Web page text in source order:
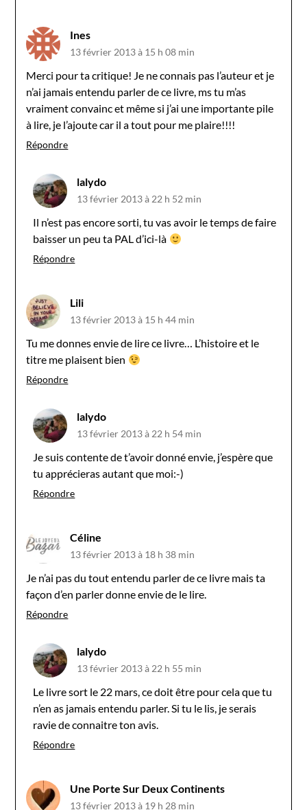
Ines
13 février 2013 à 15 h 08 min
Merci pour ta critique! Je ne connais pas l’auteur et je
n’ai jamais entendu parler de ce livre, ms tu m’as
vraiment convainc et même si j’ai une importante pile
à lire, je l’ajoute car il a tout pour me plaire!!!!
Répondre
lalydo
13 février 2013 à 22 h 52 min
Il n’est pas encore sorti, tu vas avoir le temps de faire
baisser un peu ta PAL d’ici-là
Répondre
Lili
13 février 2013 à 15 h 44 min
Tu me donnes envie de lire ce livre… L’histoire et le
titre me plaisent bien
Répondre
lalydo
13 février 2013 à 22 h 54 min
Je suis contente de t’avoir donné envie, j’espère que
tu apprécieras autant que moi:-)
Répondre
Céline
13 février 2013 à 18 h 38 min
Je n’ai pas du tout entendu parler de ce livre mais ta
façon d’en parler donne envie de le lire.
Répondre
lalydo
13 février 2013 à 22 h 55 min
Le livre sort le 22 mars, ce doit être pour cela que tu
n’en as jamais entendu parler. Si tu le lis, je serais
ravie de connaitre ton avis.
Répondre
Une Porte Sur Deux Continents
13 février 2013 à 19 h 28 min